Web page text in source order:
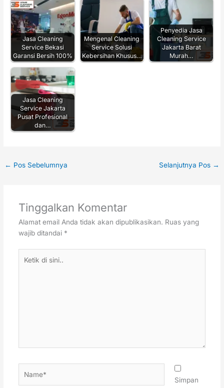
Jasa Cleaning
Service Bekasi
Garansi Bersih 100%
Mengenal Cleaning
Service Solusi
Kebersihan Khusus…
Penyedia Jasa
Cleaning Service
Jakarta Barat
Murah…
Jasa Cleaning
Service Jakarta
Pusat Profesional
dan…
← Pos Sebelumnya Selanjutnya Pos →
Tinggalkan Komentar
Alamat email Anda tidak akan dipublikasikan. Ruas yang
wajib ditandai *
Simpan